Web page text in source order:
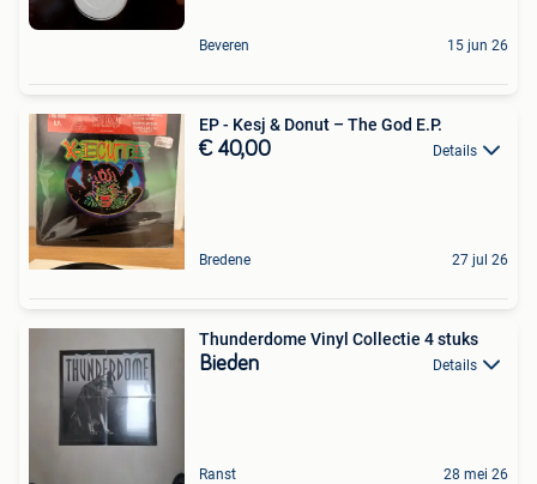
Beveren 15 jun 26
EP - Kesj & Donut – The God E.P.
€ 40,00 Details
Bredene 27 jul 26
Thunderdome Vinyl Collectie 4 stuks
Bieden Details
Ranst 28 mei 26